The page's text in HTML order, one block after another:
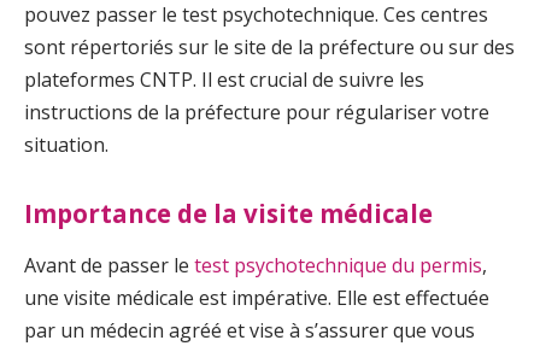
pouvez passer le test psychotechnique. Ces centres
sont répertoriés sur le site de la préfecture ou sur des
plateformes CNTP. Il est crucial de suivre les
instructions de la préfecture pour régulariser votre
situation.
Importance de la visite médicale
Avant de passer le test psychotechnique du permis,
une visite médicale est impérative. Elle est effectuée
par un médecin agréé et vise à s’assurer que vous